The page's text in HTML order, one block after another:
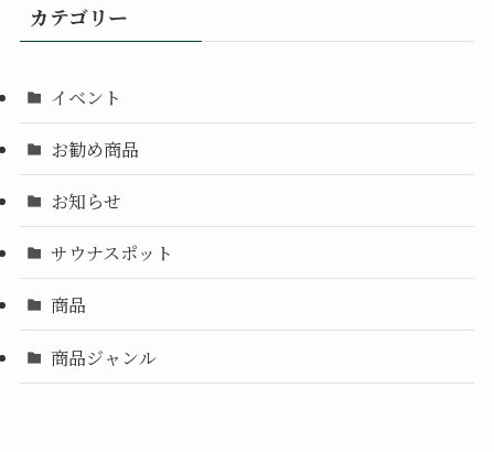
カテゴリー
イベント
お勧め商品
お知らせ
サウナスポット
商品
商品ジャンル